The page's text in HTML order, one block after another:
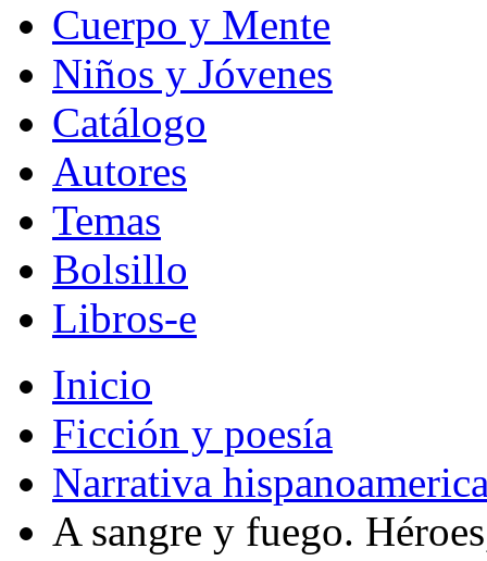
Cuerpo y Mente
Niños y Jóvenes
Catálogo
Autores
Temas
Bolsillo
Libros-e
Inicio
Ficción y poesía
Narrativa
A sangre y fuego.